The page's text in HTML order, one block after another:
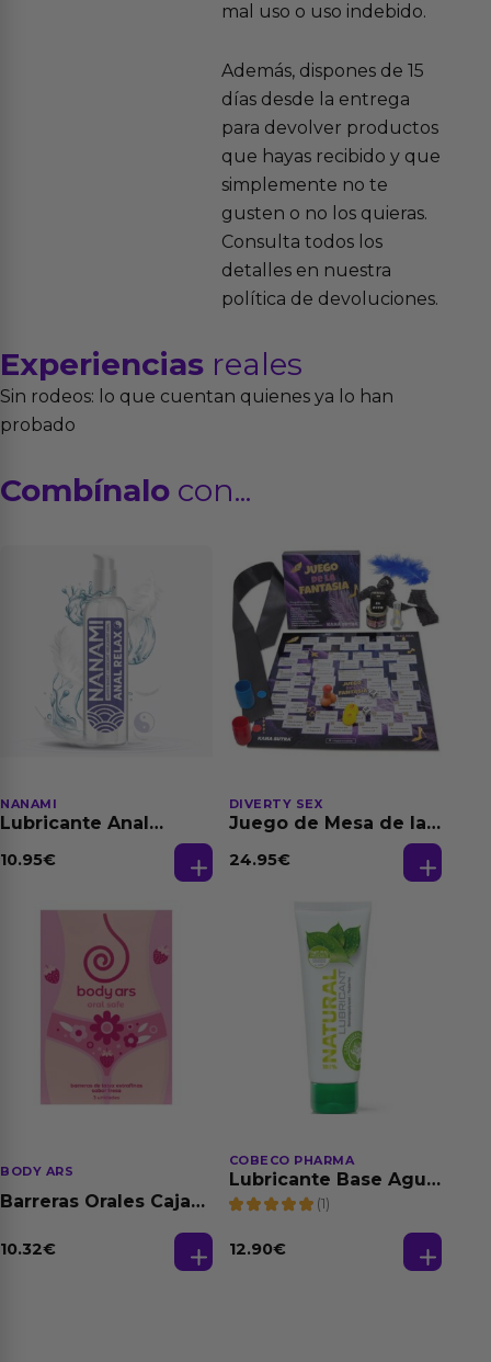
mal uso o uso indebido.
Además, dispones de 15
días desde la entrega
para devolver productos
que hayas recibido y que
simplemente no te
gusten o no los quieras.
Consulta todos los
detalles en nuestra
política de devoluciones.
Experiencias reales
Sin rodeos: lo que cuentan quienes ya lo han
probado
Combínalo con...
NANAMI
Lubricante Anal
Dilatación Base Agua
10.95€
DIVERTY SEX
Juego de Mesa de las
24.95€
BODY ARS
Barreras Orales Caja
10.32€
COBECO PHARMA
Lubricante Base Agua
100% Natural 125 ml
(1)
12.90€